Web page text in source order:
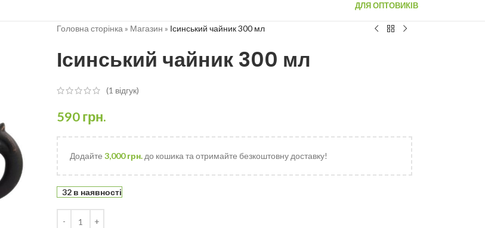
ДЛЯ ОПТОВИКІВ
Головна сторінка » Магазин » Ісинський чайник 300 мл
Ісинський чайник 300 мл
(1 відгук)
590грн.
Додайте 3,000грн.до кошика та отримайте безкоштовну доставку!
32 в наявності